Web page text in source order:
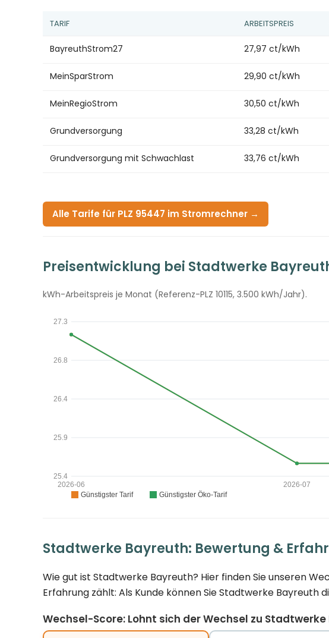
TARIF ARBEITSPREIS
BayreuthStrom27 27,97 ct/kWh
MeinSparStrom 29,90 ct/kWh
MeinRegioStrom 30,50 ct/kWh
Grundversorgung 33,28 ct/kWh
Grundversorgung mit Schwachlast 33,76 ct/kWh
Alle Tarife für PLZ 95447 im Stromrechner →
Preisentwicklung bei Stadtwerke
kWh-Arbeitspreis je Monat (Referenz-PLZ 10115, 3.500 kWh/Jahr).
Stadtwerke Bayreuth: Bewertung &
Wie gut ist Stadtwerke Bayreuth? Hier finden Sie unseren
Erfahrung zählt: Als Kunde können Sie Stadtwerke Bayreuth
Wechsel-Score: Lohnt sich der Wechsel zu